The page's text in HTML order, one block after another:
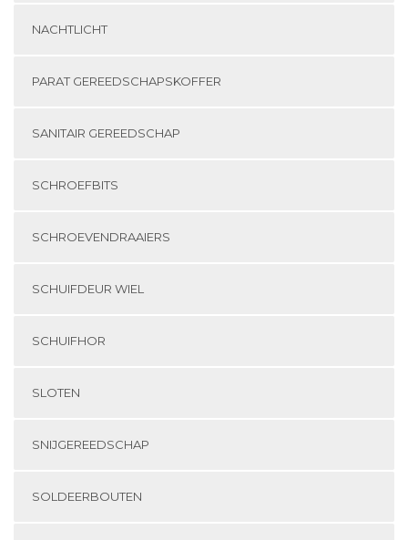
NACHTLICHT
PARAT GEREEDSCHAPSKOFFER
SANITAIR GEREEDSCHAP
SCHROEFBITS
SCHROEVENDRAAIERS
SCHUIFDEUR WIEL
SCHUIFHOR
SLOTEN
SNIJGEREEDSCHAP
SOLDEERBOUTEN